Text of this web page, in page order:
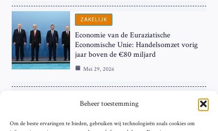
Beheer toestemming
Om de beste ervaringen te bieden, gebruiken wij technologieën zoals cookies om
ZAKELIJK
Economie van de Euraziatische
Economische Unie: Handelsomzet vorig
jaar boven de €80 miljard
Mei 29, 2026
ZAKELIJK
Hardnekkige Inflatie bij de ‘Grote Vier’